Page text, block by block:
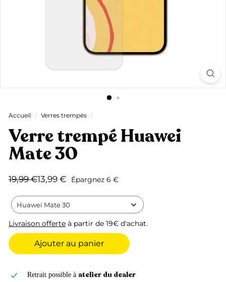
Accueil / Verres trempés /
Verre trempé Huawei
Mate 30
Prix
19,99 €19,99
Prix
13,99 €13,99
Épargnez 6 €
Huawei Mate 30
Livraison offerte à partir de 19€ d'achat.
Ajouter au panier
Retrait possible à atelier du dealer